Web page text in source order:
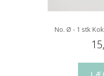
No. Ø - 1 stk